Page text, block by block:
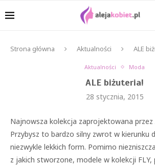
Strona główna Aktualności ALE
Aktualności Moda
ALE biżuteria!
28 stycznia, 2015
Najnowsza kolekcja zaprojektowana przez
Przybysz to bardzo silny zwrot w kierunku
niezwykle lekkich form. Pomimo
z jakich stworzone, modele w kolekcji FLY,